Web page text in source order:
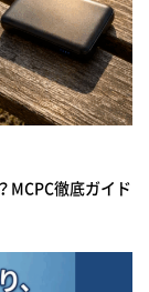
MCPC徹底ガイド